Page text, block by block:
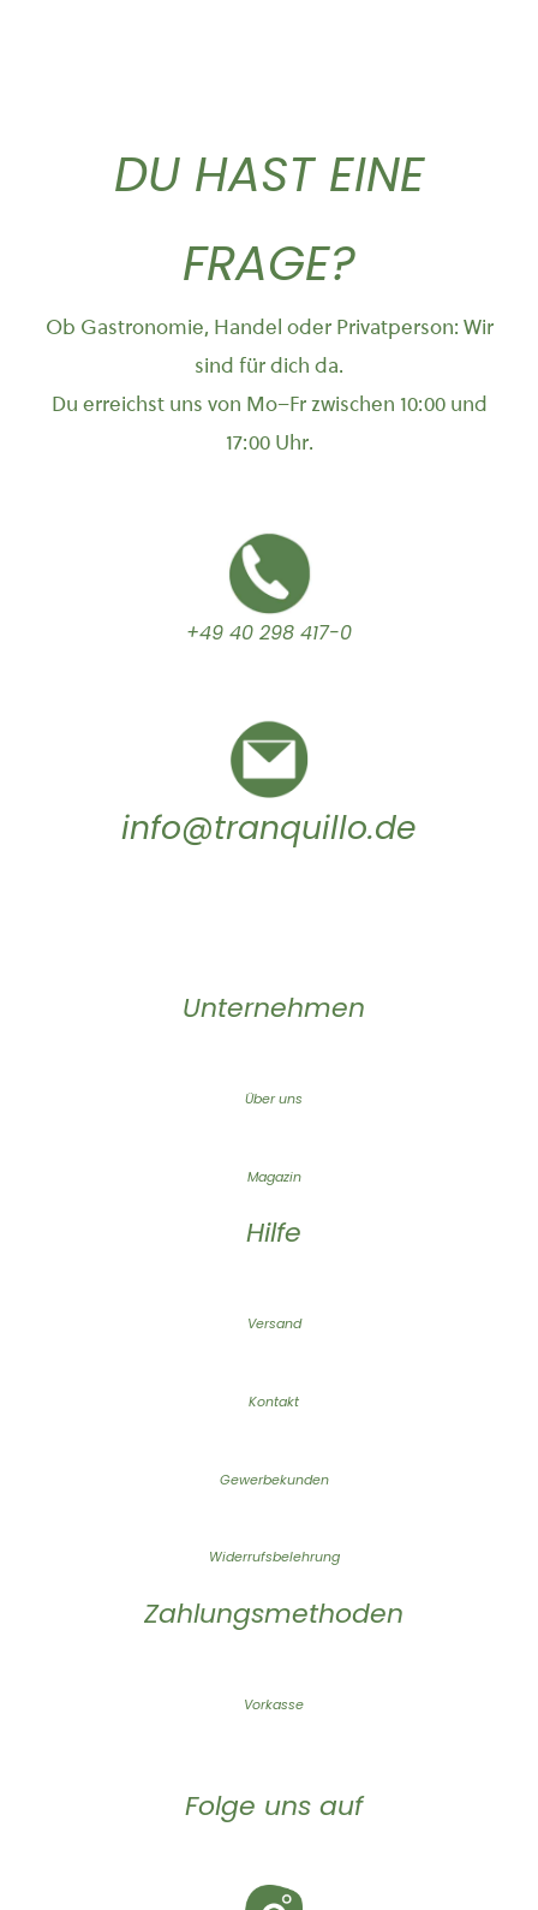
DU HAST EINE
FRAGE?
Ob Gastronomie, Handel oder Privatperson: Wir
sind für dich da.
Du erreichst uns von Mo–Fr zwischen 10:00 und
17:00 Uhr.
+49 40 298 417-0
info@tranquillo.de
Unternehmen
Über uns
Magazin
Hilfe
Versand
Kontakt
Gewerbekunden
Widerrufsbelehrung
Zahlungsmethoden
Vorkasse
Folge uns auf